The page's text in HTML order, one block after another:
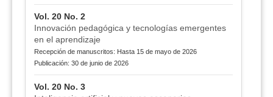
Vol. 20 No. 2
Innovación pedagógica y tecnologías emergentes
en el aprendizaje
Recepción de manuscritos: Hasta 15 de mayo de 2026
Publicación: 30 de junio de 2026
Vol. 20 No. 3